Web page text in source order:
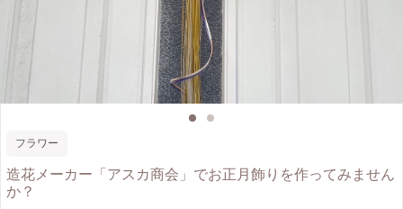
フラワー
造花メーカー「アスカ商会」でお正月飾りを作ってみません
か？